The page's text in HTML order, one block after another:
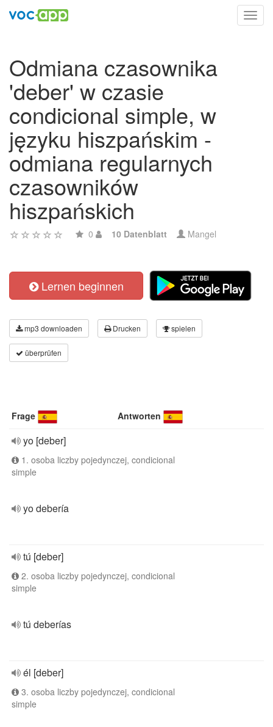
Odmiana czasownika
'deber' w czasie
condicional simple, w
języku hiszpańskim -
odmiana regularnych
czasowników
hiszpańskich
0 10 Datenblatt Mangel
Lernen beginnen
mp3 downloaden Drucken spielen
überprüfen
Frage Antworten
yo [deber]
1. osoba liczby pojedynczej, condicional
simple
yo debería
tú [deber]
2. osoba liczby pojedynczej, condicional
simple
tú deberías
él [deber]
3. osoba liczby pojedynczej, condicional
simple